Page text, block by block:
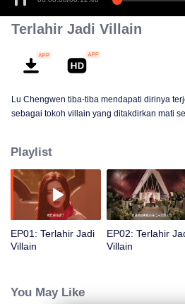
Terlahir Jadi Villain
Lu Chengwen tiba-tiba mendapati dirinya
sebagai tokoh villain yang ditakdirkan mati
memungkinkan mereka mendengar isi
kacau. Pada akhirnya, ia harus bekerja
juga telah “terbangun”, Gu Zhantian, untuk
mengendalikan takdir mereka—sekaligus
dan cara untuk kembali ke dunia asalnya.
Playlist
EP01: Terlahir Jadi
Villain
EP02: Terlahir
Villain
You May Like